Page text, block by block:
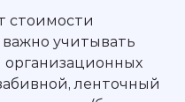
стоимости
важно учитывать
организационных
ленточный